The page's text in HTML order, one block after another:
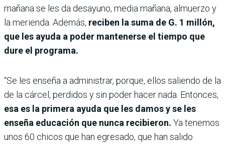
mañana se les da desayuno, media mañana, almuerzo y
la merienda. Además, reciben la suma de G. 1 millón,
que les ayuda a poder mantenerse el tiempo que
dure el programa.
“Se les enseña a administrar, porque, ellos saliendo de la
de la cárcel, perdidos y sin poder hacer nada. Entonces,
esa es la primera ayuda que les damos y se les
enseña educación que nunca recibieron. Ya tenemos
unos 60 chicos que han egresado, que han salido